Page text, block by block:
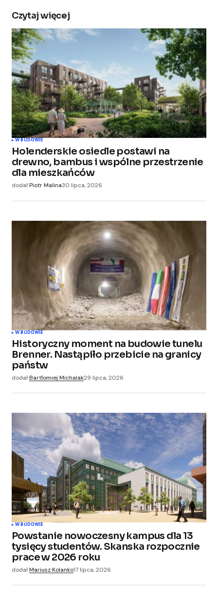
Twój adres e-mail nie zostanie opublikowany.
Wymagane pola są oznaczone
Comment*
Your Name*
Your E-mail*
Zapamiętaj moje dane w tej przeglądarce
podczas pisania kolejnych komentarzy.
Submit Comment
Czytaj więcej
W BUDOWIE
Holenderskie osiedle postawi na
drewno, bambus i wspólne przestrzenie
dla mieszkańców
dodałPiotr Malina30 lipca, 2026
W BUDOWIE
Historyczny moment na budowie tunelu
Brenner. Nastąpiło przebicie na granicy
państw
dodałBartłomiej Michalak29 lipca, 2026
W BUDOWIE
Powstanie nowoczesny kampus dla 13
tysięcy studentów. Skanska rozpocznie
prace w 2026 roku
dodałMariusz Kolanko17 lipca, 2026